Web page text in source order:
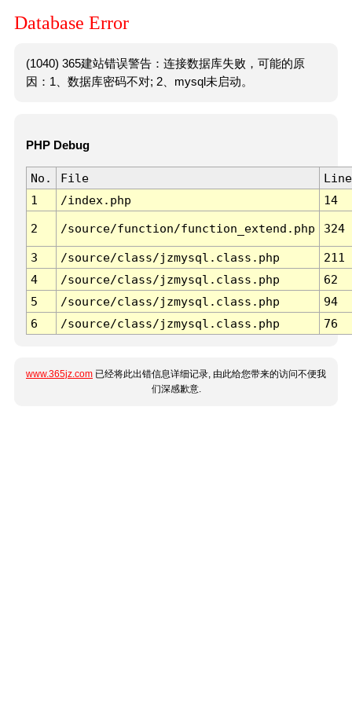
Database Error
(1040) 365建站错误警告：连接数据库失败，可能的原
因：1、数据库密码不对; 2、mysql未启动。
PHP Debug
No. File
Line
1
/index.php 14
2 /source/function/function_extend.php 324
3 /source/class/jzmysql.class.php
211
4
/source/class/jzmysql.class.php
62
5
/source/class/jzmysql.class.php
94
6
/source/class/jzmysql.class.php 76
www.365jz.com 已经将此出错信息详细记录, 由此给您带来的访问不便我
们深感歉意.